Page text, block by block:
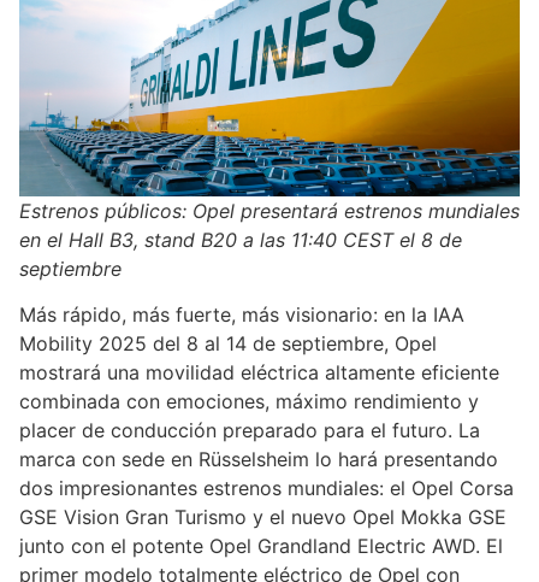
Estrenos públicos: Opel presentará estrenos mundiales
en el Hall B3, stand B20 a las 11:40 CEST el 8 de
septiembre
Más rápido, más fuerte, más visionario: en la IAA
Mobility 2025 del 8 al 14 de septiembre, Opel
mostrará una movilidad eléctrica altamente eficiente
combinada con emociones, máximo rendimiento y
placer de conducción preparado para el futuro. La
marca con sede en Rüsselsheim lo hará presentando
dos impresionantes estrenos mundiales: el Opel Corsa
GSE Vision Gran Turismo y el nuevo Opel Mokka GSE
junto con el potente Opel Grandland Electric AWD. El
primer modelo totalmente eléctrico de Opel con